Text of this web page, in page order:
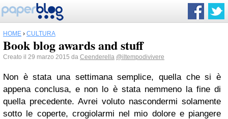
HOME › CULTURA
Book blog awards and stuff
Creato il 29 marzo 2015 da Ceenderella @iltempodivivere
Non è stata una settimana semplice, quella che si è
appena conclusa, e non lo è stata nemmeno la fine di
quella precedente. Avrei voluto nascondermi solamente
sotto le coperte, crogiolarmi nel mio dolore e piangere